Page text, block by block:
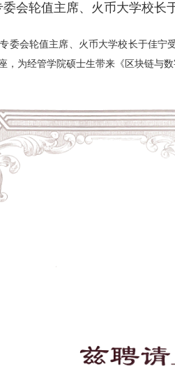
委会轮值主席、火币大学校长
委会轮值主席、火币大学校长于佳
，为经管学院硕士生带来《区块链与